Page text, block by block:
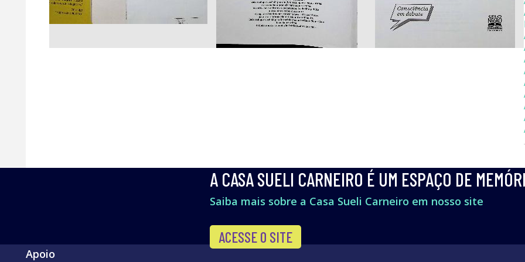
A CASA SUELI CARNEIRO É UM ESPAÇO DE
Saiba mais sobre a Casa Sueli Carneiro em nosso site
ACESSE O SITE
Apoio